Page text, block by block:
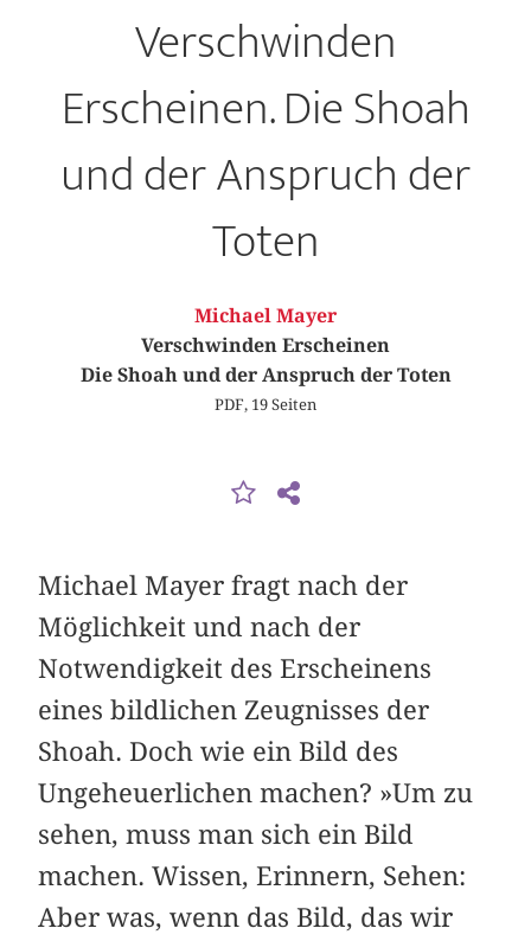
Verschwinden
Erscheinen. Die Shoah
und der Anspruch der
Toten
Michael Mayer
Verschwinden Erscheinen
Die Shoah und der Anspruch der Toten
PDF, 19 Seiten
Michael Mayer fragt nach der
Möglichkeit und nach der
Notwendigkeit des Erscheinens
eines bildlichen Zeugnisses der
Shoah. Doch wie ein Bild des
Ungeheuerlichen machen? »Um zu
sehen, muss man sich ein Bild
machen. Wissen, Erinnern, Sehen:
Aber was, wenn das Bild, das wir